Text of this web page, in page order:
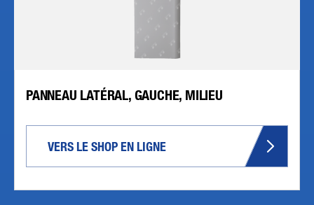
PANNEAU LATÉRAL, GAUCHE, MILIEU
VERS LE SHOP EN LIGNE